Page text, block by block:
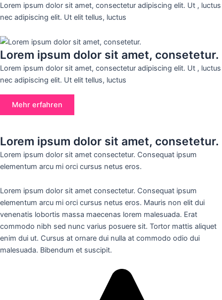
Lorem ipsum dolor sit amet, consectetur adipiscing elit. Ut , luctus
nec adipiscing elit. Ut elit tellus, luctus
Lorem ipsum dolor sit amet, consetetur.
Lorem ipsum dolor sit amet, consectetur adipiscing elit. Ut , luctus
nec adipiscing elit. Ut elit tellus, luctus
Mehr erfahren
Lorem ipsum dolor sit amet, consetetur.
Lorem ipsum dolor sit amet consectetur. Consequat ipsum
elementum arcu mi orci cursus netus eros.
Lorem ipsum dolor sit amet consectetur. Consequat ipsum
elementum arcu mi orci cursus netus eros. Mauris non elit dui
venenatis lobortis massa maecenas lorem malesuada. Erat
commodo nibh sed nunc varius posuere sit. Tortor mattis aliquet
enim dui ut. Cursus at ornare dui nulla at commodo odio dui
malesuada. Bibendum et suscipit.